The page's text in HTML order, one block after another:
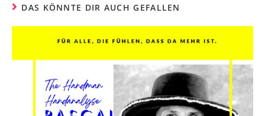
DAS KÖNNTE DIR AUCH GEFALLEN